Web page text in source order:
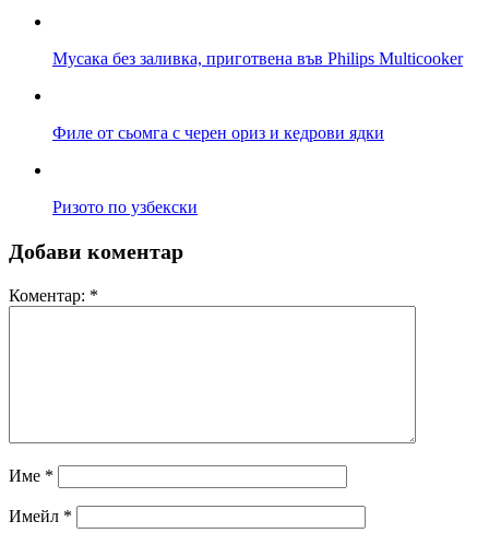
Мусака без заливка, приготвена във Philips Multicooker
Филе от сьомга с черен ориз и кедрови ядки
Ризото по узбекски
Добави коментар
Коментар: *
Име *
Имейл *